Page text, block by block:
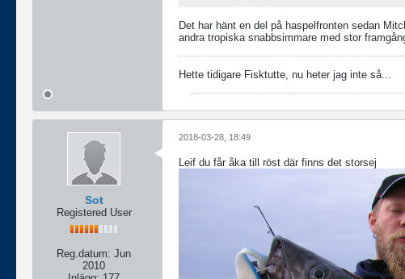
Det har hänt en del på haspelfronten sedan
andra tropiska snabbsimmare med stor
Hette tidigare Fisktutte, nu heter jag inte så...
Sot
Registered User
Reg.datum: Jun
2010
2018-03-28, 18:49
Leif du får åka till röst där finns det storsej